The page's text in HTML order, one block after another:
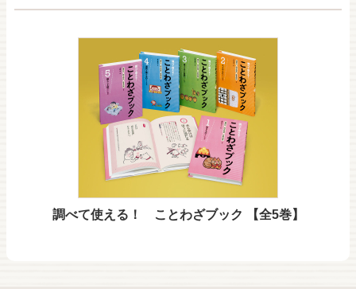
調べて使える！ ことわざブック 【全5巻】